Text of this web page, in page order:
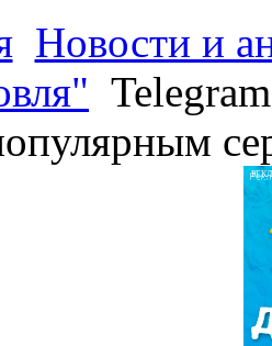
Новости и